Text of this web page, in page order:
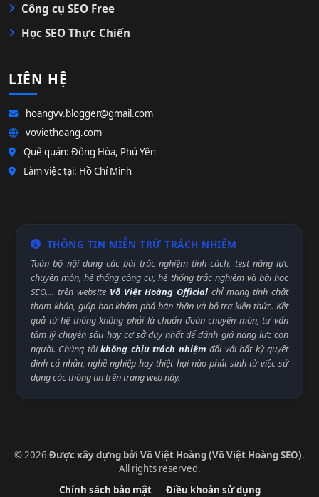
Công cụ SEO Free
Học SEO Thực Chiến
LIÊN HỆ
hoangvv.blogger@gmail.com
voviethoang.com
Quê quán: Đông Hòa, Phú Yên
Làm việc tại: Hồ Chí Minh
THÔNG TIN MIỄN TRỪ TRÁCH NHIỆM
Toàn bộ nội dung các bài trắc nghiệm tính cách, test năng lực
chuyên môn, hệ thống công cụ, hệ thống trắc nghiệm và bài học
SEO,... trên website Võ Việt Hoàng Official chỉ mang tính chất
tham khảo, giúp bạn khám phá bản thân và bổ trợ kiến thức. Kết
quả từ hệ thống không phải là chuẩn đoán chuyên môn, tư vấn
tâm lý chuyên sâu hay cơ sở duy nhất để đánh giá năng lực con
người. Chúng tôikhông chịu trách nhiệm đối với bất kỳ quyết
định cá nhân, nghề nghiệp hay thiệt hại nào phát sinh từ việc sử
dụng các thông tin trên trang web này.
© 2026 Được xây dựng bởi Võ Việt Hoàng (Võ Việt Hoàng SEO).
All rights reserved.
Chính sách bảo mật
Điều khoản sử dụng